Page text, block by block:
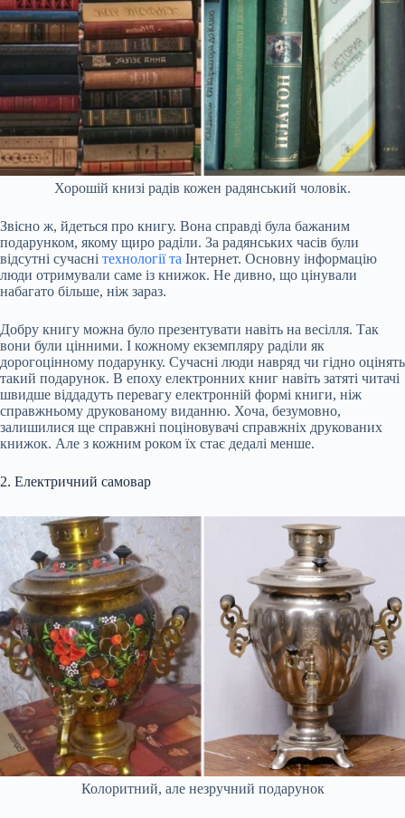
Хорошій книзі радів кожен радянський чоловік.
Звісно ж, йдеться про книгу. Вона справді була бажаним
подарунком, якому щиро раділи. За радянських часів були
відсутні сучасні технології та Інтернет. Основну інформацію
люди отримували саме із книжок. Не дивно, що цінували
набагато більше, ніж зараз.
Добру книгу можна було презентувати навіть на весілля. Так
вони були цінними. І кожному екземпляру раділи як
дорогоцінному подарунку. Сучасні люди навряд чи гідно оцінять
такий подарунок. В епоху електронних книг навіть затяті читачі
швидше віддадуть перевагу електронній формі книги, ніж
справжньому друкованому виданню. Хоча, безумовно,
залишилися ще справжні поціновувачі справжніх друкованих
книжок. Але з кожним роком їх стає дедалі менше.
2. Електричний самовар
Колоритний, але незручний подарунок